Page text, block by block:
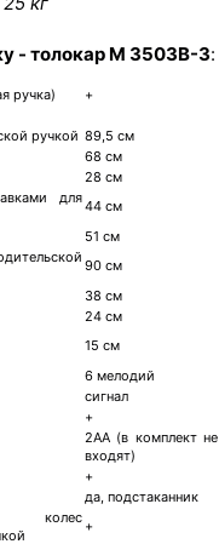
- толокар M 3503B-3:
ручка)
+
ручкой 89,5 см
68 см
28 см
для44 см
51 см
90 см
38 см
24 см
15 см
6 мелодий
сигнал
+
2АА (в комплект не
входят)
+
да, подстаканник
колес +